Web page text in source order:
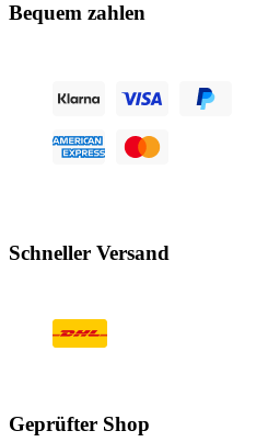
Bequem zahlen
Schneller Versand
Geprüfter Shop